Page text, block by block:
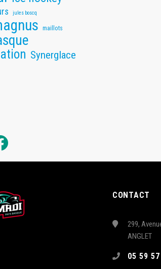
jules boscq
maillots
Synerglace
CONTACT
299,
ANGLET
05 59